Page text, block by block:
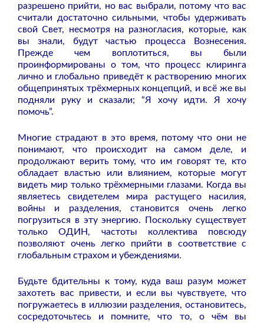
разрешено прийти, но вас выбрали, потому что вас
считали достаточно сильными, чтобы удерживать
свой Свет, несмотря на разногласия, которые, как
вы знали, будут частью процесса Вознесения.
Прежде чем воплотиться, вы были
проинформированы о том, что процесс клиринга
лично и глобально приведёт к растворению многих
общепринятых трёхмерных концепций, и всё же вы
подняли руку и сказали; “Я хочу идти. Я хочу
помочь”.
Многие страдают в это время, потому что они не
понимают, что происходит на самом деле, и
продолжают верить тому, что им говорят те, кто
обладает властью или влиянием, которые могут
видеть мир только трёхмерными глазами. Когда вы
являетесь свидетелем мира растущего насилия,
войны и разделения, становится очень легко
погрузиться в эту энергию. Поскольку существует
только ОДИН, частоты коллектива повсюду
позволяют очень легко прийти в соответствие с
глобальным страхом и убеждениями.
Будьте бдительны к тому, куда ваш разум может
захотеть вас привести, и если вы чувствуете, что
погружаетесь в иллюзии разделения, остановитесь,
сосредоточьтесь и помните, что то, о чём вы